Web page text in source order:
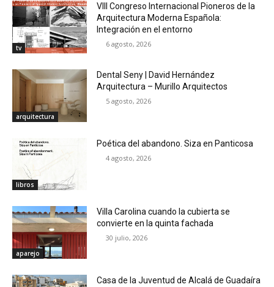
tv
VIII Congreso Internacional Pioneros de la
Arquitectura Moderna Española:
Integración en el entorno
6 agosto, 2026
arquitectura
Dental Seny | David Hernández
Arquitectura – Murillo Arquitectos
5 agosto, 2026
libros
Poética del abandono. Siza en Panticosa
4 agosto, 2026
aparejo
Villa Carolina cuando la cubierta se
convierte en la quinta fachada
30 julio, 2026
Casa de la Juventud de Alcalá de Guadaíra